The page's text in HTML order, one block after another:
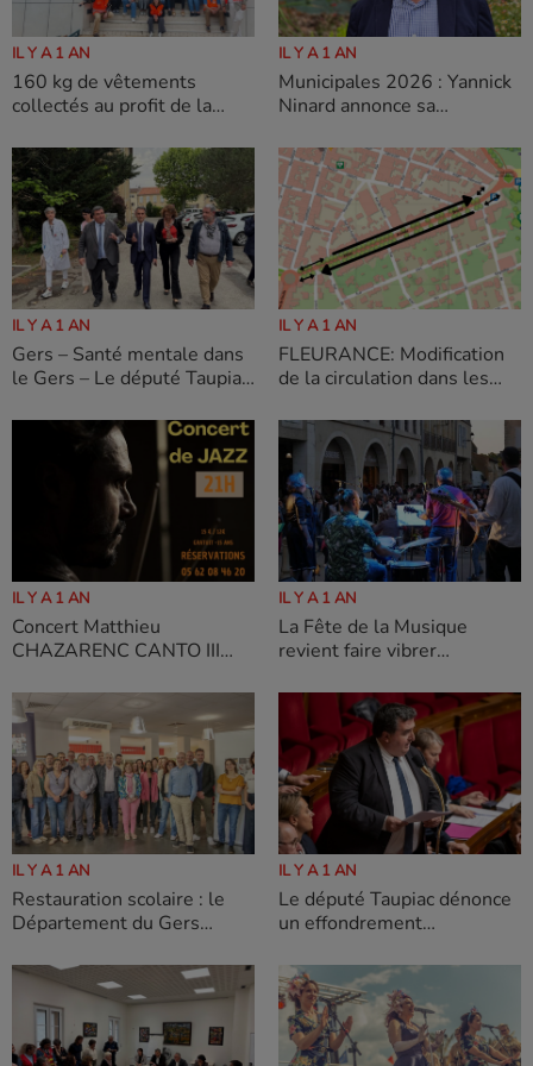
IL Y A 1 AN
160 kg de vêtements
collectés au profit de la
l’engagement de Groupama
d’Oc
IL Y A 1 AN
Municipales 2026 : Yannick
Ninard annonce sa
L’Isle-Jourdain, le 04 juin
2025
IL Y A 1 AN
Gers – Santé mentale dans
le Gers – Le député Taupiac
réponse » mais reste
IL Y A 1 AN
FLEURANCE: Modification
de la circulation dans les
Briand
IL Y A 1 AN
Concert Matthieu
CHAZARENC CANTO III
cinéma Théâtre d'Eauze à
21h
IL Y A 1 AN
La Fête de la Musique
revient faire vibrer
IL Y A 1 AN
Restauration scolaire : le
Département du Gers
la Dordogne pour un
échange d’expertise
IL Y A 1 AN
Le député Taupiac dénonce
un effondrement
dans le Gers.